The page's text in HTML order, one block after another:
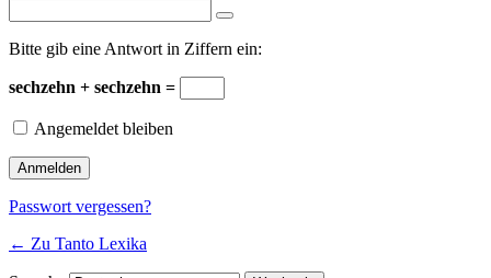
Bitte gib eine Antwort in Ziffern ein:
sechzehn + sechzehn =
Angemeldet bleiben
Passwort vergessen?
← Zu Tanto Lexika